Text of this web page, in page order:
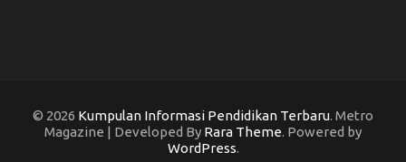
© 2026 Kumpulan Informasi Pendidikan Terbaru. Metro
Magazine | Developed By Rara Theme. Powered by
WordPress.